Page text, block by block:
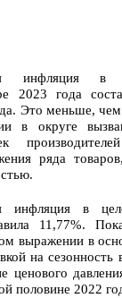
инфляция в
2023
года
Это меньше,
в округе
ряда
инфляция в
11,77%.
выражении в
на сезонность
ценового
половине 2022